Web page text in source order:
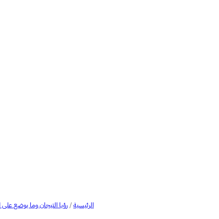
الرئيسية/رؤيا التيجان وما يوضع